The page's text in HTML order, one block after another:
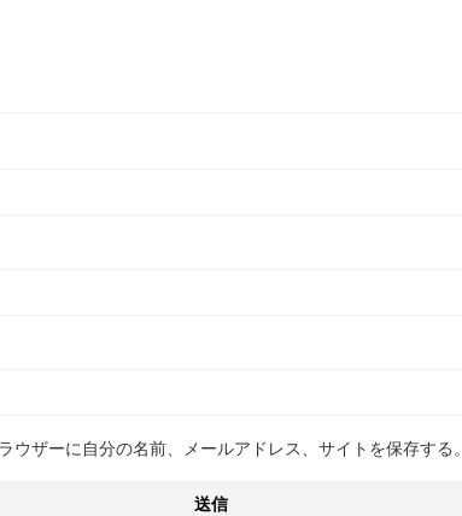
ウザーに自分の名前、メールアドレス、サイトを保存する。